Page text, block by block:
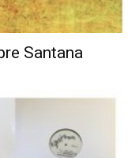
Santana